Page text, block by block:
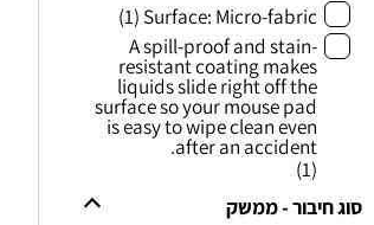
Surface: Micro-fabric
(1)
A spill-proof and stain-
resistant coating makes
liquids slide right off the
surface so your mouse pad
is easy to wipe clean even
after an accident.
(1)
סוג חיבור - ממשק